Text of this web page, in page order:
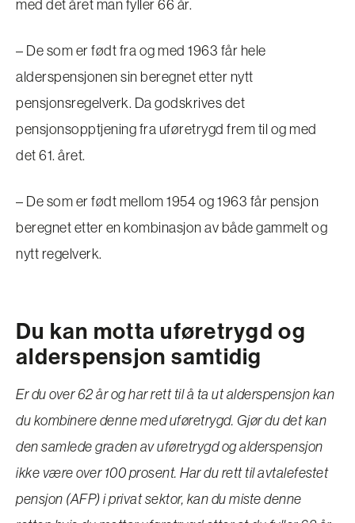
med det året man fyller 66 år.
– De som er født fra og med 1963 får hele
alderspensjonen sin beregnet etter nytt
pensjonsregelverk. Da godskrives det
pensjonsopptjening fra uføretrygd frem til og med
det 61. året.
– De som er født mellom 1954 og 1963 får pensjon
beregnet etter en kombinasjon av både gammelt og
nytt regelverk.
Du kan motta uføretrygd og
alderspensjon samtidig
Er du over 62 år og har rett til å ta ut alderspensjon kan
du kombinere denne med uføretrygd. Gjør du det kan
den samlede graden av uføretrygd og alderspensjon
ikke være over 100 prosent. Har du rett til avtalefestet
pensjon (AFP) i privat sektor, kan du miste denne